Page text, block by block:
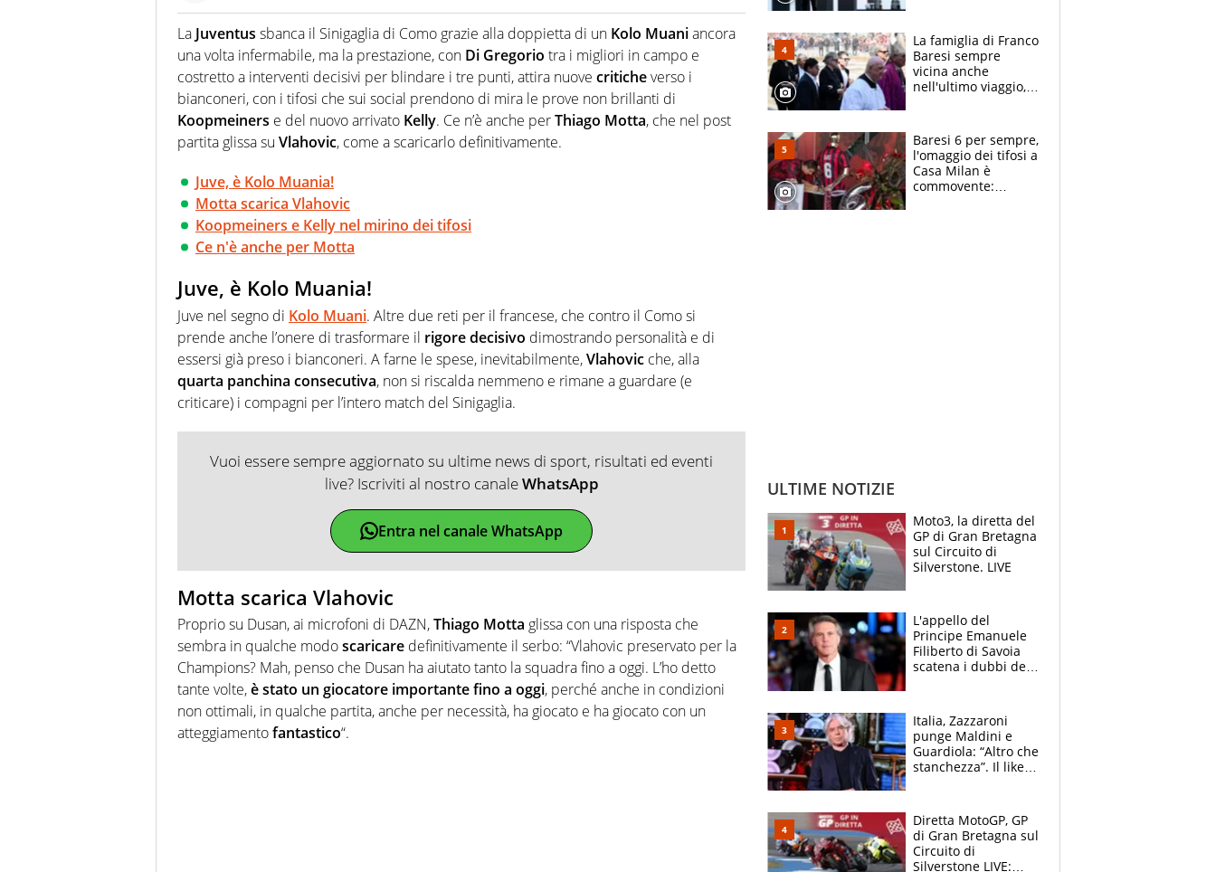
sport. Calcio, calciomercato, F1, Motomondiale ma anche tennis, volley, basket: su
Virgilio Sport i tifosi e gli appassionati sanno che troveranno sempre copertura
completa e zero faziosità. La squadra di Virgilio Sport è formata da giornalisti ed
esperti di sport abili sia nel gioco di rimessa quando intercettano le notizie e le
rilanciano verso la rete, sia nella costruzione dal basso quando creano contenuti
100% originali ed esclusivi.
La Juventus sbanca il Sinigaglia di Como grazie alla doppietta di un Kolo Muaniancora
una volta infermabile, ma la prestazione, con Di Gregorio tra i migliori in campo e
costretto a interventi decisivi per blindare i tre punti, attira nuove criticheverso i
bianconeri, con i tifosi che sui social prendono di mira le prove non brillanti di
Koopmeiners e del nuovo arrivato Kelly. Ce n’è anche perThiago Motta, che nel post
partita glissa su Vlahovic, come a scaricarlo definitivamente.
Juve, è Kolo Muania!
Motta scarica Vlahovic
Koopmeiners e Kelly nel mirino dei tifosi
Ce n'è anche per Motta
Juve, è Kolo Muania!
Juve nel segno di Kolo Muani. Altre due reti per il francese, che contro il Como si
prende anche l’onere di trasformare il rigore decisivo dimostrando personalità e di
essersi già preso i bianconeri. A farne le spese, inevitabilmente,Vlahovic che, alla
quarta panchina consecutiva, non si riscalda nemmeno e rimane a guardare (e
criticare) i compagni per l’intero match del Sinigaglia.
Vuoi essere sempre aggiornato su ultime news di sport, risultati ed eventi
live? Iscriviti al nostro canaleWhatsApp
Entra nel canale WhatsApp
Motta scarica Vlahovic
Proprio su Dusan, ai microfoni di DAZN,Thiago Motta glissa con una risposta che
sembra in qualche modoscaricare definitivamente il serbo: “Vlahovic preservato per la
Champions? Mah, penso che Dusan ha aiutato tanto la squadra fino a oggi. L’ho detto
tante volte,è stato un giocatore importante fino a oggi, perché anche in condizioni
non ottimali, in qualche partita, anche per necessità, ha giocato e ha giocato con un
atteggiamentofantastico“.
La famiglia di Franco
Baresi sempre
vicina anche
nell'ultimo viaggio,
circondati
dall'affetto dei tifosi
Baresi 6 per sempre,
l'omaggio dei tifosi a
Casa Milan è
commovente:
ULTIME NOTIZIE
Moto3, la diretta del
GP di Gran Bretagna
sul Circuito di
Silverstone. LIVE
L'appello del
Principe Emanuele
Filiberto di Savoia
scatena i dubbi dei
Italia, Zazzaroni
punge Maldini e
Guardiola: “Altro che
stanchezza”. Il like
Diretta MotoGP, GP
di Gran Bretagna sul
Circuito di
Silverstone LIVE: